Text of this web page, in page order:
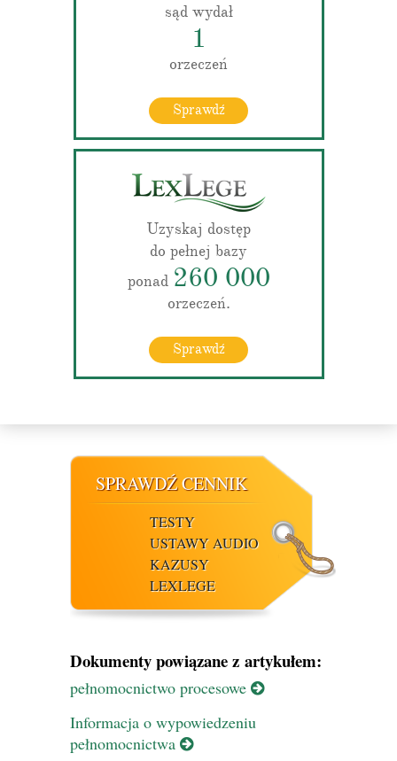
sąd wydał
1
orzeczeń
Sprawdź
Uzyskaj dostęp
do pełnej bazy
ponad 260 000
orzeczeń.
Sprawdź
SPRAWDŹ CENNIK
TESTY
USTAWY AUDIO
KAZUSY
LEXLEGE
Dokumenty powiązane z artykułem:
pełnomocnictwo procesowe
Informacja o wypowiedzeniu
pełnomocnictwa